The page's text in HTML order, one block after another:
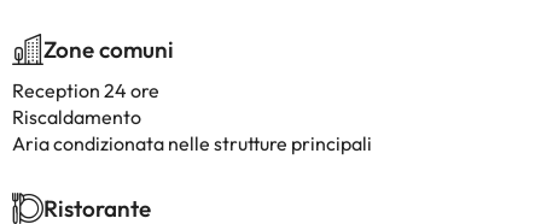
Zone comuni
Reception 24 ore
Riscaldamento
Aria condizionata nelle strutture principali
Ristorante